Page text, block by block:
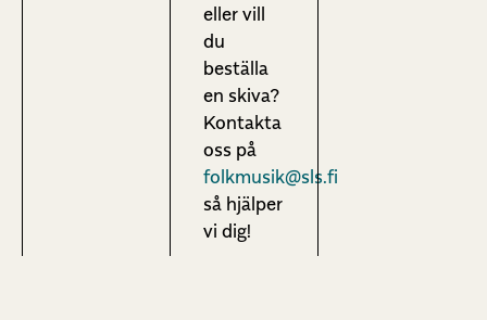
eller vill
du
beställa
en skiva?
Kontakta
oss på
folkmusik@sls.fi
så hjälper
vi dig!